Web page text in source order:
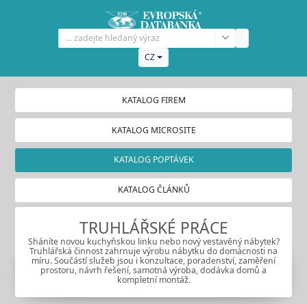
CZ
KATALOG FIREM
KATALOG MICROSITE
KATALOG POPTÁVEK
KATALOG ČLÁNKŮ
TRUHLÁŘSKÉ PRÁCE
Sháníte novou kuchyňskou linku nebo nový vestavěný nábytek?
Truhlářská činnost zahrnuje výrobu nábytku do domácnosti na
míru. Součástí služeb jsou i konzultace, poradenství, zaměření
prostoru, návrh řešení, samotná výroba, dodávka domů a
kompletní montáž.